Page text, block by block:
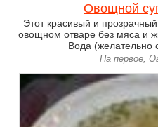
Овощной
Этот красивый и
овощном отваре без мяса и
Вода (желательно
На первое,